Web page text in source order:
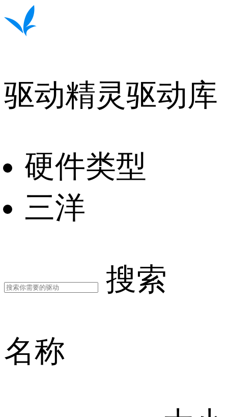
驱动精灵驱动库
硬件类型
三洋
搜索
名称